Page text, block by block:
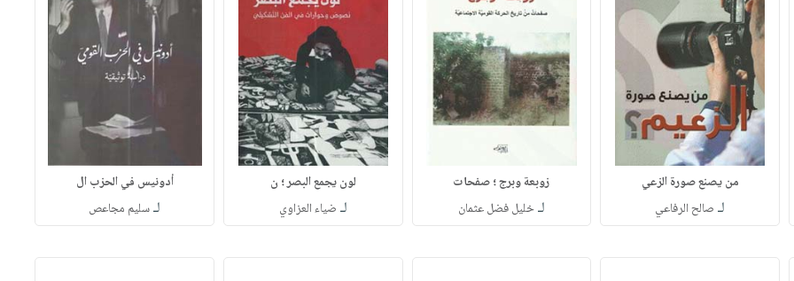
من يصنع صورة الزعي
لـ صالح الرفاعي
زوبعة وبرج ؛ صفحات
لـخليل فضل عثمان
لون يجمع البصر ؛ ن
لـ ضياء العزاوي
أدونيس في الحزب ال
لـسليم مجاعص